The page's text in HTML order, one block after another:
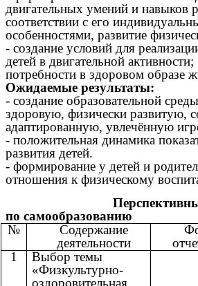
двигательных умений и навыков
соответствии с его
особенностями, развитие
- создание условий для
детей в двигательной
потребности в здоровом образе
Ожидаемые результаты:
- создание образовательной
здоровую, физически развитую,
адаптированную, увлечённую
- положительная динамика
развития детей.
- формирование у детей и
отношения к физическому
по самообразованию
№
Содержание
деятельности
1
Выбор темы
«Физкультурно-
оздоровительная